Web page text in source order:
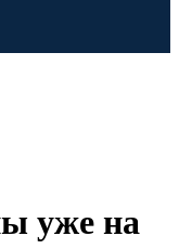
уже на